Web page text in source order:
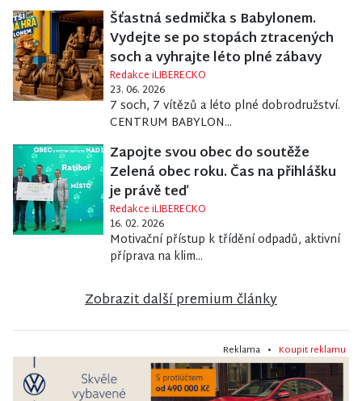
Šťastná sedmička s Babylonem.
Vydejte se po stopách ztracených
soch a vyhrajte léto plné zábavy
Redakce iLIBERECKO
23. 06. 2026
7 soch, 7 vítězů a léto plné dobrodružství.
CENTRUM BABYLON...
Zapojte svou obec do soutěže
Zelená obec roku. Čas na přihlášku
je právě teď
Redakce iLIBERECKO
16. 02. 2026
Motivační přístup k třídění odpadů, aktivní
příprava na klim...
Zobrazit další premium články
Reklama • Koupit reklamu